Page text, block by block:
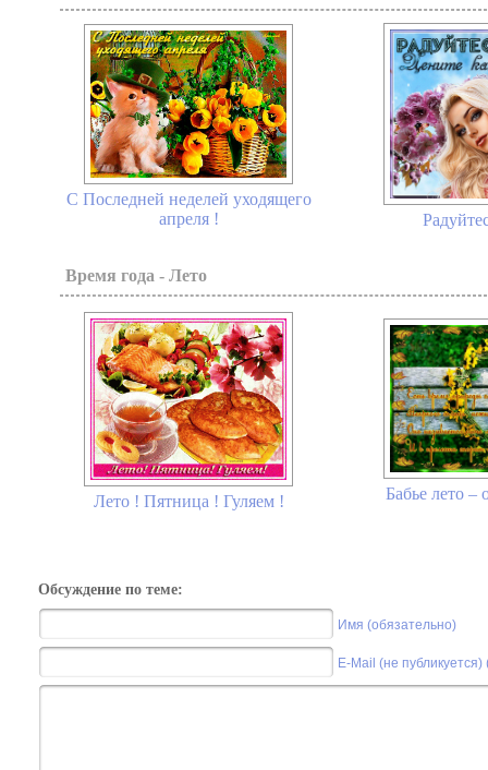
С Последней неделей уходящего
апреля !
Время года - Лето
Лето ! Пятница ! Гуляем ! Бабье лето –
Обсуждение по теме:
Имя (обязательно)
E-Mail (не